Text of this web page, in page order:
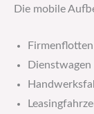
Die mobile
Firmenflotten
Dienstwagen